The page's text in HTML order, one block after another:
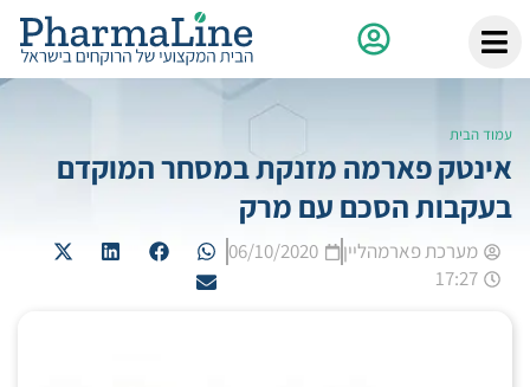
עמוד הבית
אינטק פארמה מזנקת במסחר המוקדם
בעקבות הסכם עם מרק
מערכת פארמהליין
06/10/2020
17:27